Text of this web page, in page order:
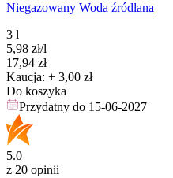
Niegazowany Woda źródlana
3 l
5,98 zł/l
Cena
17,94 zł
Kaucja: + 3,00 zł
Do koszyka
Przydatny do 15-06-2027
5.0
z 20 opinii